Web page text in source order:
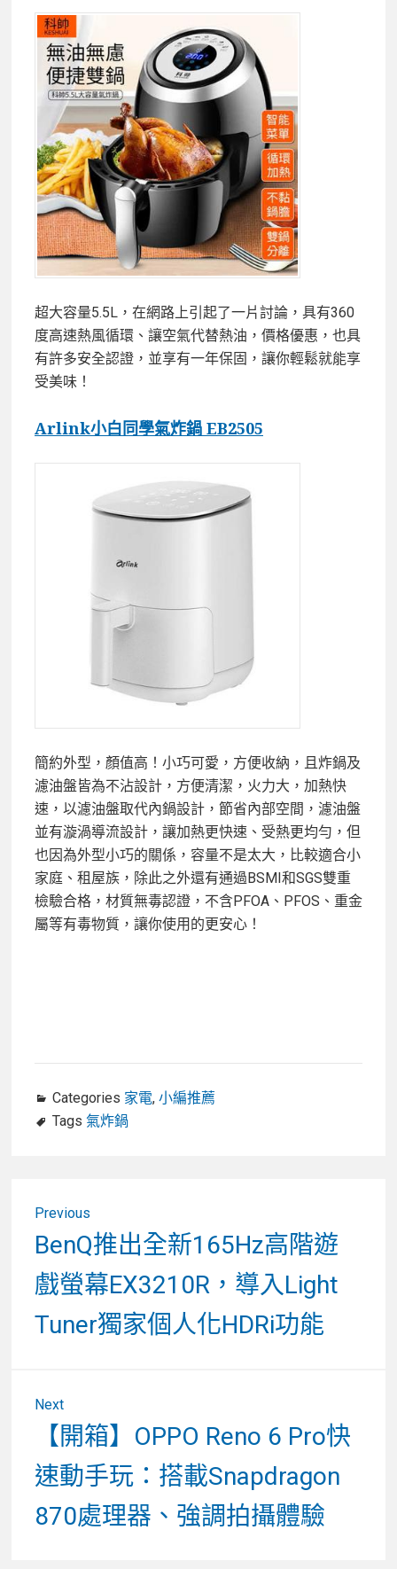
超大容量5.5L，在網路上引起了一片討論，具有360
度高速熱風循環、讓空氣代替熱油，價格優惠，也具
有許多安全認證，並享有一年保固，讓你輕鬆就能享
受美味！
Arlink小白同學氣炸鍋 EB2505
簡約外型，顏值高！小巧可愛，方便收納，且炸鍋及
濾油盤皆為不沾設計，方便清潔， 火力大，加熱快
速， 以濾油盤取代內鍋設計，節省內部空間，濾油盤
並有漩渦導流設計，讓加熱更快速、受熱更均勻， 但
也因為外型小巧的關係，容量不是太大，比較適合小
家庭、租屋族，除此之外還有通過BSMI和SGS雙重
檢驗合格，材質無毒認證，不含PFOA、PFOS、重金
屬等有毒物質，讓你使用的更安心！
Categories 家電, 小編推薦
Tags 氣炸鍋
Previous
Previous
post:
BenQ推出全新165Hz高階遊
戲螢幕EX3210R，導入Light
Tuner獨家個人化HDRi功能
Next
Next
post:
【開箱】OPPO Reno 6 Pro快
速動手玩：搭載Snapdragon
870處理器、強調拍攝體驗